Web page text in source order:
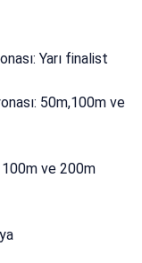
Yarı finalist
50m,100m ve
100m ve 200m